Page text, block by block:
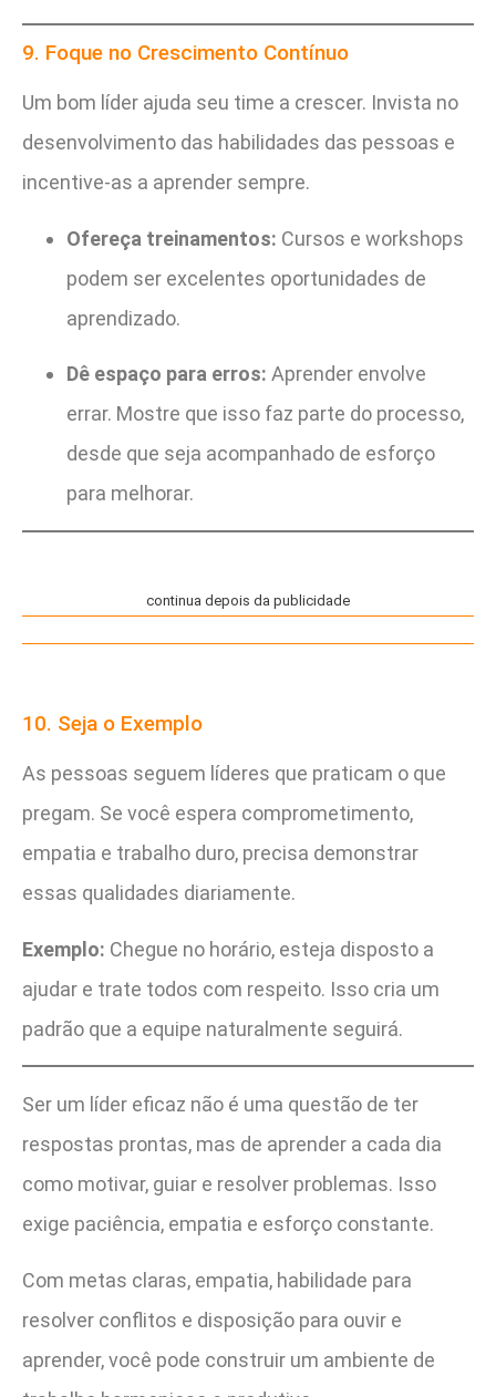
9. Foque no Crescimento Contínuo
Um bom líder ajuda seu time a crescer. Invista no
desenvolvimento das habilidades das pessoas e
incentive-as a aprender sempre.
Ofereça treinamentos: Cursos e workshops
podem ser excelentes oportunidades de
aprendizado.
Dê espaço para erros: Aprender envolve
errar. Mostre que isso faz parte do processo,
desde que seja acompanhado de esforço
para melhorar.
continua depois da publicidade
10. Seja o Exemplo
As pessoas seguem líderes que praticam o que
pregam. Se você espera comprometimento,
empatia e trabalho duro, precisa demonstrar
essas qualidades diariamente.
Exemplo: Chegue no horário, esteja disposto a
ajudar e trate todos com respeito. Isso cria um
padrão que a equipe naturalmente seguirá.
Ser um líder eficaz não é uma questão de ter
respostas prontas, mas de aprender a cada dia
como motivar, guiar e resolver problemas. Isso
exige paciência, empatia e esforço constante.
Com metas claras, empatia, habilidade para
resolver conflitos e disposição para ouvir e
aprender, você pode construir um ambiente de